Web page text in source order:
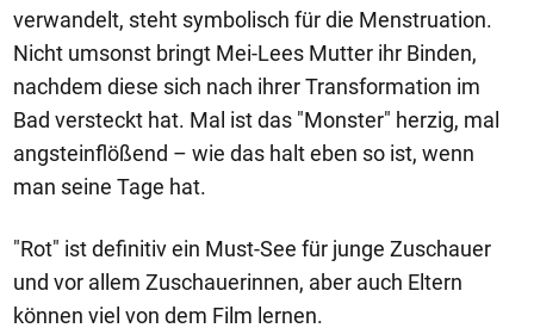
verwandelt, steht symbolisch für die Menstruation.
Nicht umsonst bringt Mei-Lees Mutter ihr Binden,
nachdem diese sich nach ihrer Transformation im
Bad versteckt hat. Mal ist das "Monster" herzig, mal
angsteinflößend – wie das halt eben so ist, wenn
man seine Tage hat.
"Rot" ist definitiv ein Must-See für junge Zuschauer
und vor allem Zuschauerinnen, aber auch Eltern
können viel von dem Film lernen.